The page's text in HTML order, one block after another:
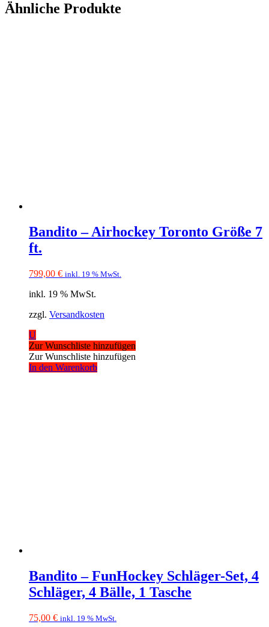
Ähnliche Produkte
Bandito – Airhockey Toronto Größe 7
ft.
799,00 € inkl. 19 % MwSt.
inkl. 19 % MwSt.
zzgl. Versandkosten
U
Zur Wunschliste hinzufügen
Zur Wunschliste hinzufügen
In den Warenkorb
Bandito – FunHockey Schläger-Set, 4
Schläger, 4 Bälle, 1 Tasche
75,00 € inkl. 19 % MwSt.